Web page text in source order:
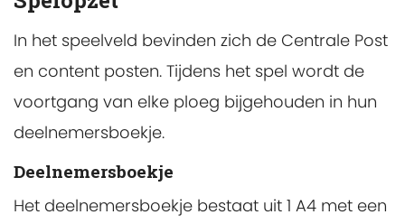
In het speelveld bevinden zich de Centrale Post
en content posten. Tijdens het spel wordt de
voortgang van elke ploeg bijgehouden in hun
deelnemersboekje.
Deelnemersboekje
Het deelnemersboekje bestaat uit 1 A4 met een